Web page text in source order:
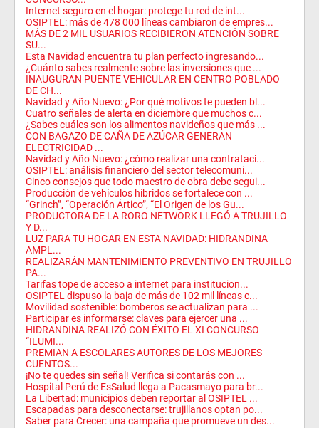
Internet seguro en el hogar: protege tu red de int...
OSIPTEL: más de 478 000 líneas cambiaron de empres...
MÁS DE 2 MIL USUARIOS RECIBIERON ATENCIÓN SOBRE
SU...
Esta Navidad encuentra tu plan perfecto ingresando...
¿Cuánto sabes realmente sobre las inversiones que ...
INAUGURAN PUENTE VEHICULAR EN CENTRO POBLADO
DE CH...
Navidad y Año Nuevo: ¿Por qué motivos te pueden bl...
Cuatro señales de alerta en diciembre que muchos c...
¿Sabes cuáles son los alimentos navideños que más ...
CON BAGAZO DE CAÑA DE AZÚCAR GENERAN
ELECTRICIDAD ...
Navidad y Año Nuevo: ¿cómo realizar una contrataci...
OSIPTEL: análisis financiero del sector telecomuni...
Cinco consejos que todo maestro de obra debe segui...
Producción de vehículos híbridos se fortalece con ...
“Grinch”, “Operación Ártico”, “El Origen de los Gu...
PRODUCTORA DE LA RORO NETWORK LLEGÓ A TRUJILLO
Y D...
LUZ PARA TU HOGAR EN ESTA NAVIDAD: HIDRANDINA
AMPL...
REALIZARÁN MANTENIMIENTO PREVENTIVO EN TRUJILLO
PA...
Tarifas tope de acceso a internet para institucion...
OSIPTEL dispuso la baja de más de 102 mil líneas c...
Movilidad sostenible: bomberos se actualizan para ...
Participar es informarse: claves para ejercer una ...
HIDRANDINA REALIZÓ CON ÉXITO EL XI CONCURSO
“ILUMI...
PREMIAN A ESCOLARES AUTORES DE LOS MEJORES
CUENTOS...
¡No te quedes sin señal! Verifica si contarás con ...
Hospital Perú de EsSalud llega a Pacasmayo para br...
La Libertad: municipios deben reportar al OSIPTEL ...
Escapadas para desconectarse: trujillanos optan po...
Saber para Crecer: una campaña que promueve un des...